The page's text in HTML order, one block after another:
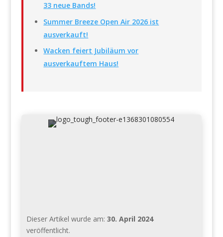
33 neue Bands!
Summer Breeze Open Air 2026 ist
ausverkauft!
Wacken feiert Jubiläum vor
ausverkauftem Haus!
Dieser Artikel wurde am: 30. April 2024
veröffentlicht.